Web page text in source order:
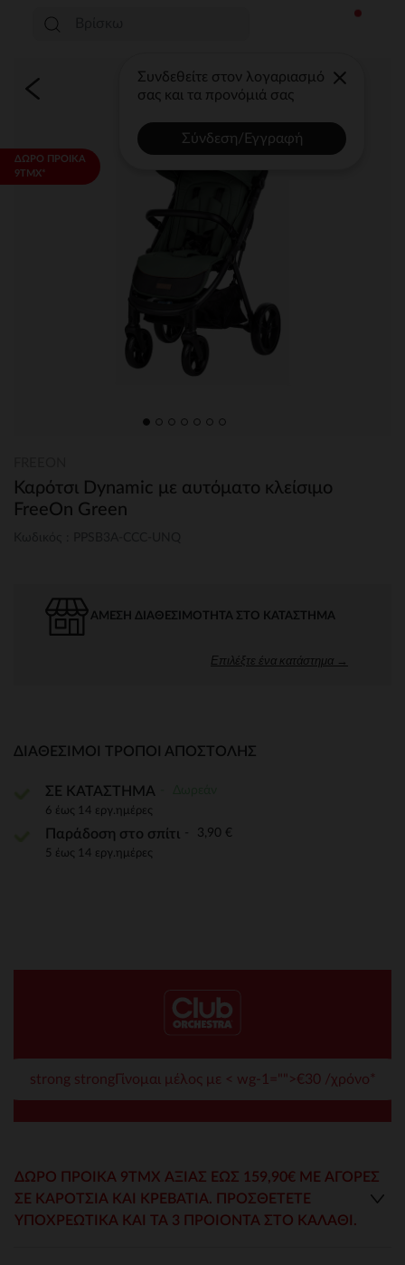
Συνδεθείτε στον λογαριασμό
σας και τα προνόμιά σας
Σύνδεση/Εγγραφή
ΔΩΡΟ ΠΡΟΙΚΑ
9ΤΜΧ*
Καρότσι Dynamic με αυτόματο κλείσιμο
FreeOn Green
ΆΜΕΣΗ ΔΙΑΘΕΣΙΜΌΤΗΤΑ ΣΤΟ ΚΑΤΆΣΤΗΜΑ
Επιλέξτε ένα κατάστημα →
ΔΙΑΘΈΣΙΜΟΙ ΤΡΌΠΟΙ ΑΠΟΣΤΟΛΉΣ
ΣΕ ΚΑΤΑΣΤΗΜΑ
6 έως 14 εργ.ημέρες
Παράδοση στο σπίτι 3,90 €
5 έως 14 εργ.ημέρες
strong strongΓίνομαι μέλος με < wg-1="">€30 /χρόνο*
ΔΏΡΟ ΠΡΟΊΚΑ 9ΤΜΧ ΑΞΊΑΣ ΈΩΣ 159,90€ ΜΕ ΑΓΟΡΕΣ
ΣΕ ΚΑΡΌΤΣΙΑ ΚΑΙ ΚΡΕΒΆΤΙΑ. ΠΡΟΣΘΈΤΕΤΕ
ΥΠΟΧΡΕΩΤΙΚΆ ΚΑΙ ΤΑ 3 ΠΡΟΙΌΝΤΑ ΣΤΟ ΚΑΛΆΘΙ.